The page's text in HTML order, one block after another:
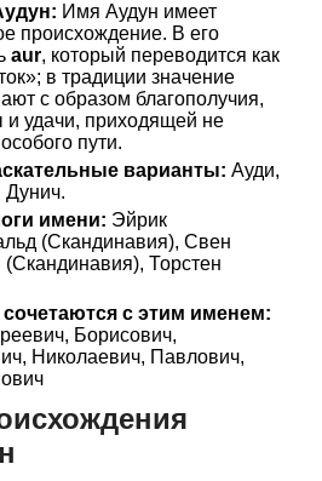
Имя Аудун имеет
происхождение. В его
aur, который переводится как
в традиции значение
с образом благополучия,
и удачи, приходящей не
пути.
варианты: Ауди,
Дунич.
имени: Эйрик
(Скандинавия), Свен
Торстен
с этим именем:
Борисович,
Николаевич, Павлович,